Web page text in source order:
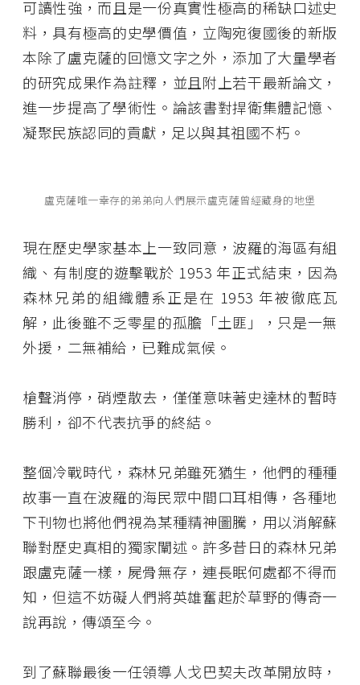
可讀性強，而且是一份真實性極高的稀缺口述史
料，具有極高的史學價值，立陶宛復國後的新版
本除了盧克薩的回憶文字之外，添加了大量學者
的研究成果作為註釋，並且附上若干最新論文，
進一步提高了學術性。論該書對捍衛集體記憶、
凝聚民族認同的貢獻，足以與其祖國不朽。
盧克薩唯一幸存的弟弟向人們展示盧克薩曾經藏身的地堡
現在歷史學家基本上一致同意，波羅的海區有組
織、有制度的遊擊戰於 1953 年正式結束，因為
森林兄弟的組織體系正是在 1953 年被徹底瓦
解，此後雖不乏零星的孤膽「土匪」，只是一無
外援，二無補給，已難成氣候。
槍聲消停，硝煙散去，僅僅意味著史達林的暫時
勝利，卻不代表抗爭的終結。
整個冷戰時代，森林兄弟雖死猶生，他們的種種
故事一直在波羅的海民眾中間口耳相傳，各種地
下刊物也將他們視為某種精神圖騰，用以消解蘇
聯對歷史真相的獨家闡述。許多昔日的森林兄弟
跟盧克薩一樣，屍骨無存，連長眠何處都不得而
知，但這不妨礙人們將英雄奮起於草野的傳奇一
說再說，傳頌至今。
到了蘇聯最後一任領導人戈巴契夫改革開放時，